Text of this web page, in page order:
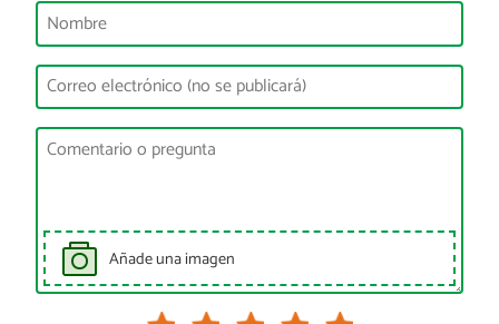
Añade una imagen